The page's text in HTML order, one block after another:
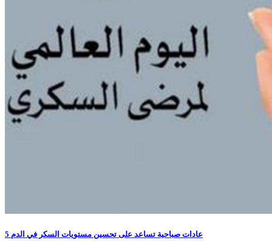
5 عادات صباحية تساعد على تحسين مستويات السكر في الدم